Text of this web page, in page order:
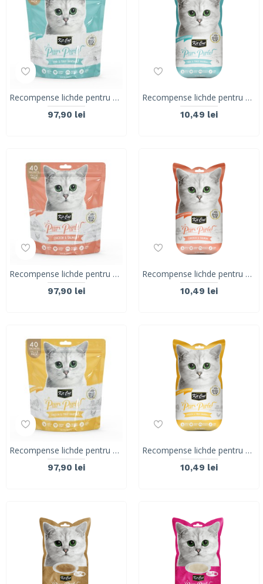
Recompense lichde pentru pisici Kit Cat Purr Puree, ton si fibre, Hairball, 40 x 15g
97,90 lei
Recompense lichde pentru pisici Kit Cat Purr Puree, ton si fibre, Hairball, 4 x 15g
10,49 lei
Recompense lichde pentru pisici Kit Cat Purr Puree, pui si somon, 40 x 15g
97,90 lei
Recompense lichde pentru pisici Kit Cat Purr Puree, pui si somon, 4 x 15g
10,49 lei
Recompense lichde pentru pisici Kit Cat Purr Puree, pui si fibre, Hairball, 40 x 15g
97,90 lei
Recompense lichde pentru pisici Kit Cat Purr Puree, pui si fibre, Hairball, 4 x 15g
10,49 lei